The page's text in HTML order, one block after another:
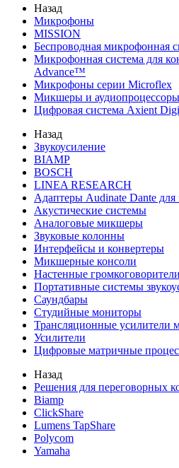
Назад
Микрофоны
MISSION
Беспроводная микрофонная
Микрофонная система для
Advance™
Микрофоны серии Microflex
Микшеры и аудиопроцессоры
Цифровая система Axient
Назад
Звукоусиление
BIAMP
BOSCH
LINEA RESEARCH
Адаптеры Audinate Dante для
Акустические системы
Аналоговые микшеры
Звуковые колонны
Интерфейсы и конвертеры
Микшерные консоли
Настенные громкоговорители
Портативные системы
Саундбары
Студийные мониторы
Трансляционные усилители
Усилители
Цифровые матричные
Назад
Решения для переговорных
Biamp
ClickShare
Lumens TapShare
Polycom
Yamaha